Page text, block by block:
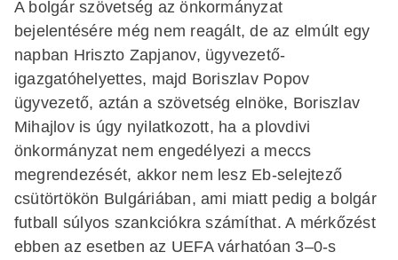
A bolgár szövetség az önkormányzat
bejelentésére még nem reagált, de az elmúlt egy
napban Hriszto Zapjanov, ügyvezető-
igazgatóhelyettes, majd Boriszlav Popov
ügyvezető, aztán a szövetség elnöke, Boriszlav
Mihajlov is úgy nyilatkozott, ha a plovdivi
önkormányzat nem engedélyezi a meccs
megrendezését, akkor nem lesz Eb-selejtező
csütörtökön Bulgáriában, ami miatt pedig a bolgár
futball súlyos szankciókra számíthat. A mérkőzést
ebben az esetben az UEFA várhatóan 3–0-s